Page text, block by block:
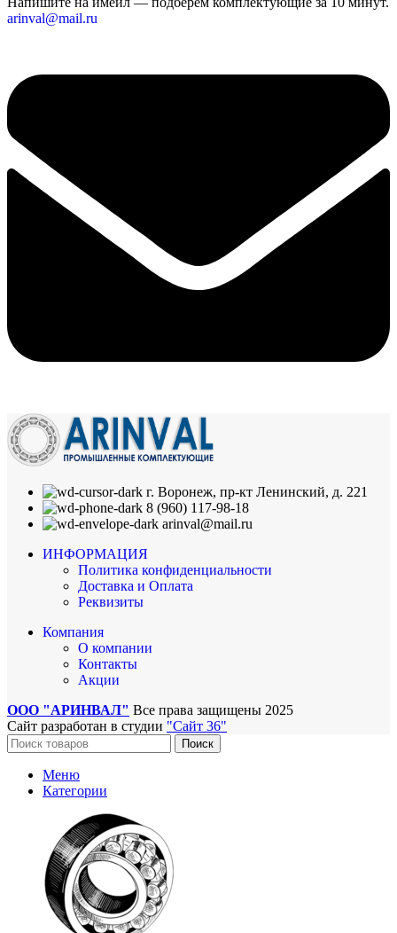
arinval@mail.ru
г. Воронеж, пр-кт Ленинский, д. 221
8 (960) 117-98-18
arinval@mail.ru
ИНФОРМАЦИЯ
Политика конфиденциальности
Доставка и Оплата
Реквизиты
Компания
О компании
Контакты
Акции
ООО "АРИНВАЛ" Все права защищены 2025
Сайт разработан в студии "Сайт 36"
Поиск
Меню
Категории